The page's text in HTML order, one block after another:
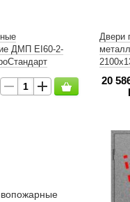
ДМП ЕІ60-2-
Двери
20